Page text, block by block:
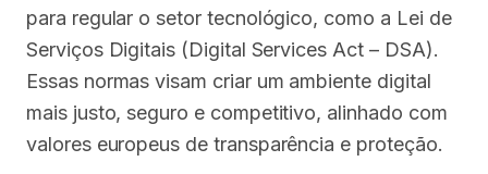
para regular o setor tecnológico, como a Lei de
Serviços Digitais (Digital Services Act – DSA).
Essas normas visam criar um ambiente digital
mais justo, seguro e competitivo, alinhado com
valores europeus de transparência e proteção.